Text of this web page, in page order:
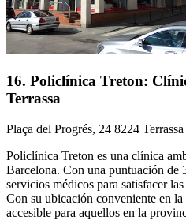
16. Policlínica Treton:
Terrassa
Plaça del Progrés, 24 8224 Terrassa
Policlínica Treton es una clínica
Barcelona. Con una puntuación de
servicios médicos para satisfacer
Con su ubicación conveniente en
accesible para aquellos en la